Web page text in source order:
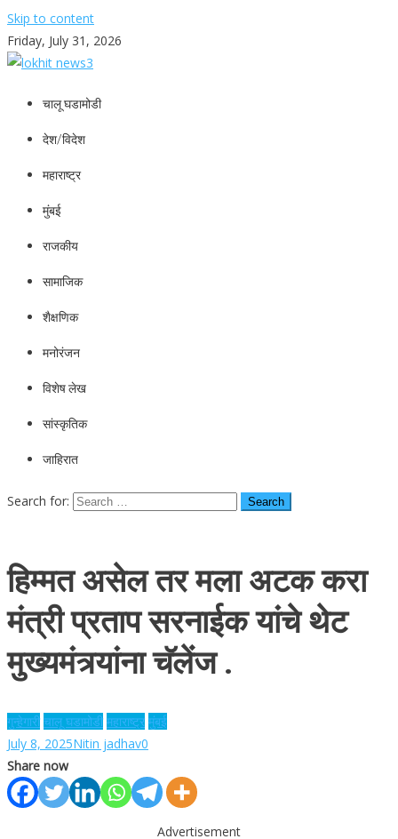
Skip to content
Friday, July 31, 2026
lokhit news3
lokhit news 3
चालू घडामोडी
देश/विदेश
महाराष्ट्र
मुंबई
राजकीय
सामाजिक
शैक्षणिक
मनोरंजन
विशेष लेख
सांस्कृतिक
जाहिरात
Search for:
हिम्मत असेल तर मला अटक करा
मंत्री प्रताप सरनाईक यांचे थेट
मुख्यमंत्र्यांना चॅलेंज .
गुन्हेगारी चालू घडामोडी महाराष्ट्र मुंबई
July 8, 2025Nitin jadhav0
Share now
Advertisement